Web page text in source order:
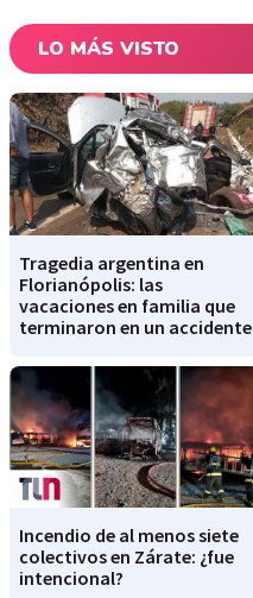
LO MÁS VISTO
Tragedia argentina en
Florianópolis: las
vacaciones en familia que
terminaron en un accidente
Incendio de al menos siete
colectivos en Zárate: ¿fue
intencional?